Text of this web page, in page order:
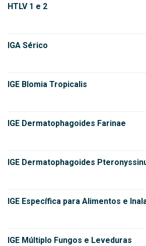
HTLV 1 e 2
IGA Sérico
IGE Blomia Tropicalis
IGE Dermatophagoides Farinae
IGE Dermatophagoides
IGE Específica para Alimentos e
IGE Múltiplo Fungos e Leveduras